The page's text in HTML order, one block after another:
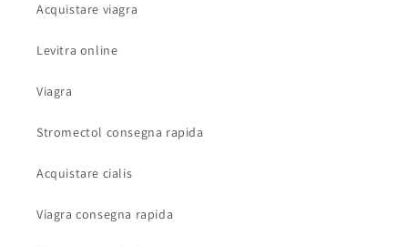
Acquistare viagra
Levitra online
Viagra
Stromectol consegna rapida
Acquistare cialis
Viagra consegna rapida